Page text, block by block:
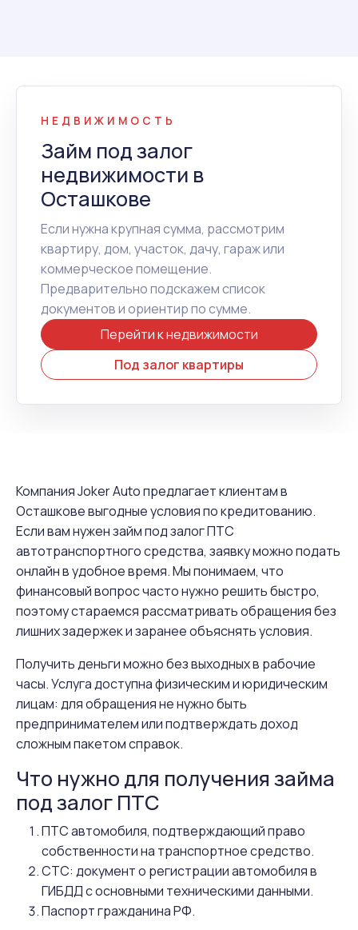
НЕДВИЖИМОСТЬ
Займ под залог
недвижимости в
Осташкове
Если нужна крупная сумма, рассмотрим
квартиру, дом, участок, дачу, гараж или
коммерческое помещение.
Предварительно подскажем список
документов и ориентир по сумме.
Перейти к недвижимости
Под залог квартиры
Компания Joker Auto предлагает клиентам в
Осташкове выгодные условия по кредитованию.
Если вам нужен займ под залог ПТС
автотранспортного средства, заявку можно подать
онлайн в удобное время. Мы понимаем, что
финансовый вопрос часто нужно решить быстро,
поэтому стараемся рассматривать обращения без
лишних задержек и заранее объяснять условия.
Получить деньги можно без выходных в рабочие
часы. Услуга доступна физическим и юридическим
лицам: для обращения не нужно быть
предпринимателем или подтверждать доход
сложным пакетом справок.
Что нужно для получения займа
под залог ПТС
ПТС автомобиля, подтверждающий право
собственности на транспортное средство.
СТС: документ о регистрации автомобиля в
ГИБДД с основными техническими данными.
Паспорт гражданина РФ.